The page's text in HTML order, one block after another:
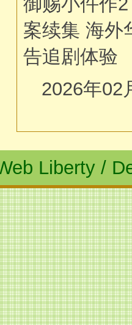
案续集 海外
告追剧体验
2026年02
Liberty /